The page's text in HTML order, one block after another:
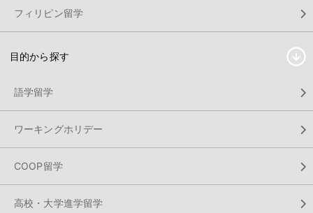
フィリピン留学
目的から探す
語学留学
ワーキングホリデー
COOP留学
高校・大学進学留学